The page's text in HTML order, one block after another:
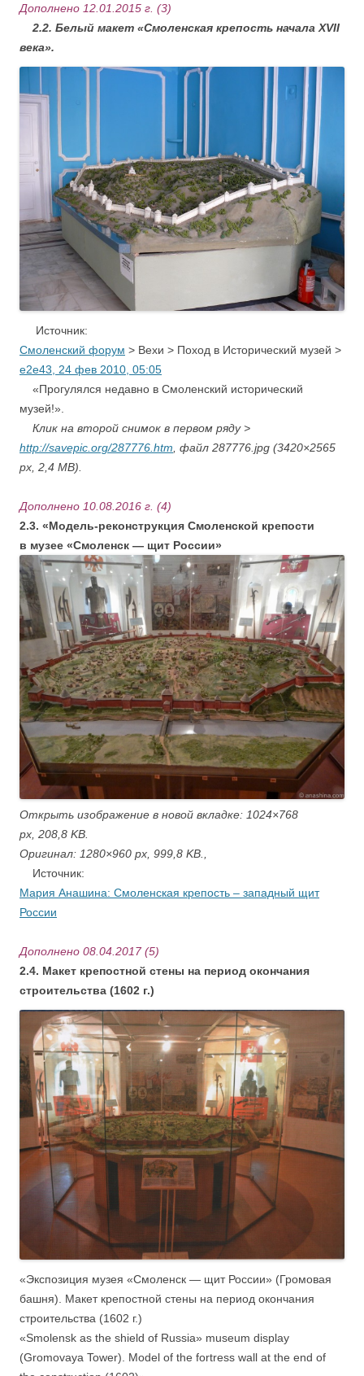
Дополнено 12.01.2015 г. (3)
2.2. Белый макет «Смоленская крепость начала XVII
века».
Источник:
Смоленский форум > Вехи > Поход в Исторический музей >
e2e43, 24 фев 2010, 05:05
«Прогулялся недавно в Смоленский исторический
музей!».
Клик на второй снимок в первом ряду >
http://savepic.org/287776.htm, файл 287776.jpg (3420×2565
px, 2,4 MB).
Дополнено 10.08.2016 г. (4)
2.3. «Модель-реконструкция Смоленской крепости
в музее «Смоленск — щит России»
Открыть изображение в новой вкладке: 1024×768
px, 208,8 KB.
Оригинал: 1280×960 px, 999,8 KB.,
Источник:
Мария Анашина: Смоленская крепость – западный щит
России
Дополнено 08.04.2017 (5)
2.4. Макет крепостной стены на период окончания
строительства (1602 г.)
«Экспозиция музея «Смоленск — щит России» (Громовая
башня). Макет крепостной стены на период окончания
строительства (1602 г.)
«Smolensk as the shield of Russia» museum display
(Gromovaya Tower). Model of the fortress wall at the end of